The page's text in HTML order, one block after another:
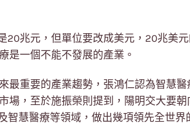
20兆元，但單位要改成美元，20兆美
是一個不能不發展的產業。
最重要的產業趨勢，張鴻仁認為智慧
場，至於施振榮則提到，陽明交大要
智慧醫療等領域，做出幾項領先全世界